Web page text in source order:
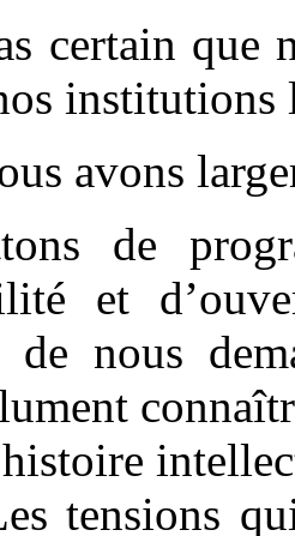
certain que
institutions
avons
de
et
de nous
tensions